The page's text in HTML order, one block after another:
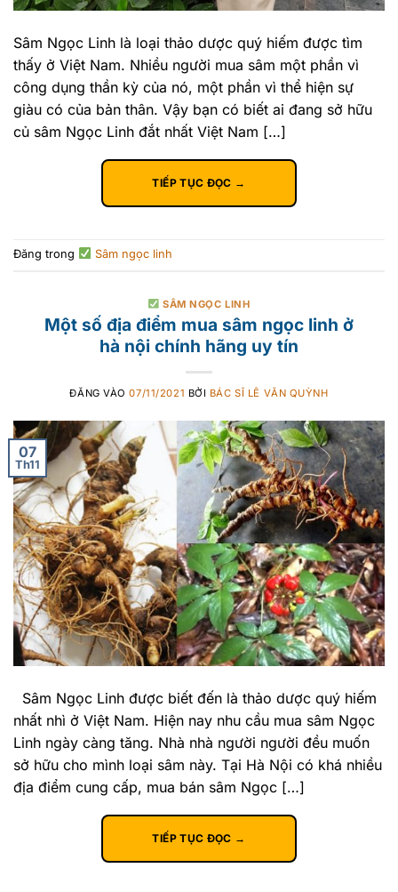
Sâm Ngọc Linh là loại thảo dược quý hiếm được tìm
thấy ở Việt Nam. Nhiều người mua sâm một phần vì
công dụng thần kỳ của nó, một phần vì thể hiện sự
giàu có của bản thân. Vậy bạn có biết ai đang sở hữu
củ sâm Ngọc Linh đắt nhất Việt Nam […]
TIẾP TỤC ĐỌC →
Đăng trong Sâm ngọc linh
SÂM NGỌC LINH
Một số địa điểm mua sâm ngọc linh ở
hà nội chính hãng uy tín
ĐĂNG VÀO07/11/2021 BỞI BÁC SĨ LÊ VĂN QUỲNH
07
Th11
Sâm Ngọc Linh được biết đến là thảo dược quý hiếm
nhất nhì ở Việt Nam. Hiện nay nhu cầu mua sâm Ngọc
Linh ngày càng tăng. Nhà nhà người người đều muốn
sở hữu cho mình loại sâm này. Tại Hà Nội có khá nhiều
địa điểm cung cấp, mua bán sâm Ngọc […]
TIẾP TỤC ĐỌC →